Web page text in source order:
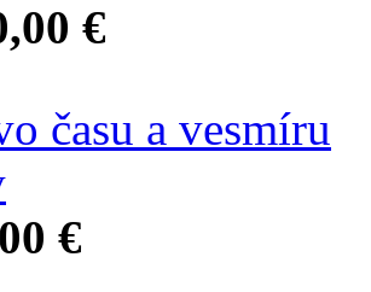
€
času a vesmíru
€